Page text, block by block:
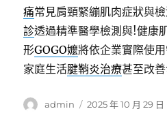
痛常見肩頸緊繃肌肉症狀與
診透過精準醫學檢測與!健康
形GOGO嬤將依企業實際使
家庭生活腱鞘炎治療甚至改
作
admin
發
2025 年 10 月 29 日